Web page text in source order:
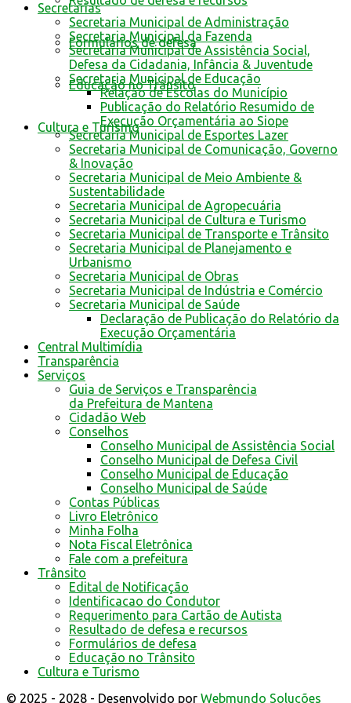
Formulários de defesa
Educação no Trânsito
Cultura e Turismo
Secretarias
Secretaria Municipal de Administração
Secretaria Municipal da Fazenda
Secretaria Municipal de Assistência Social,
Defesa da Cidadania, Infância & Juventude
Secretaria Municipal de Educação
Relação de Escolas do Município
Publicação do Relatório Resumido de
Execução Orçamentária ao Siope
Secretaria Municipal de Esportes Lazer
Secretaria Municipal de Comunicação, Governo
& Inovação
Secretaria Municipal de Meio Ambiente &
Sustentabilidade
Secretaria Municipal de Agropecuária
Secretaria Municipal de Cultura e Turismo
Secretaria Municipal de Transporte e Trânsito
Secretaria Municipal de Planejamento e
Urbanismo
Secretaria Municipal de Obras
Secretaria Municipal de Indústria e Comércio
Secretaria Municipal de Saúde
Declaração de Publicação do Relatório da
Execução Orçamentária
Central Multimídia
Transparência
Serviços
Guia de Serviços e Transparência
da Prefeitura de Mantena
Cidadão Web
Conselhos
Conselho Municipal de Assistência Social
Conselho Municipal de Defesa Civil
Conselho Municipal de Educação
Conselho Municipal de Saúde
Contas Públicas
Livro Eletrônico
Minha Folha
Nota Fiscal Eletrônica
Fale com a prefeitura
Trânsito
Edital de Notificação
Identificacao do Condutor
Requerimento para Cartão de Autista
Resultado de defesa e recursos
Formulários de defesa
Educação no Trânsito
Cultura e Turismo
© 2025 - 2028 - Desenvolvido por Webmundo Soluções